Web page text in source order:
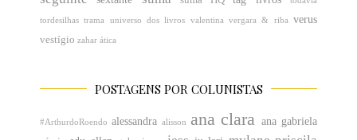
tordesilhas trama universo dos livros valentina vergara & riba verus
vestígio zahar ática
POSTAGENS POR COLUNISTAS
#ArthurdoRoendo alessandra alisson ana clara ana gabriela